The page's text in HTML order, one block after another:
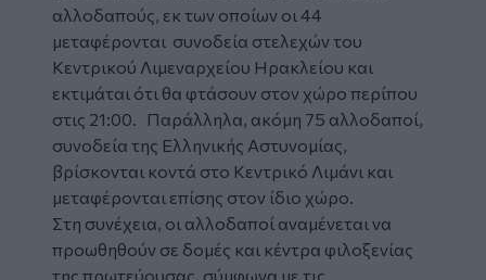
αλλοδαπούς, εκ των οποίων οι 44
μεταφέρονται συνοδεία στελεχών του
Κεντρικού Λιμεναρχείου Ηρακλείου και
εκτιμάται ότι θα φτάσουν στον χώρο περίπου
στις 21:00. Παράλληλα, ακόμη 75 αλλοδαποί,
συνοδεία της Ελληνικής Αστυνομίας,
βρίσκονται κοντά στο Κεντρικό Λιμάνι και
μεταφέρονται επίσης στον ίδιο χώρο.
Στη συνέχεια, οι αλλοδαποί αναμένεται να
προωθηθούν σε δομές και κέντρα φιλοξενίας
της πρωτεύουσας, σύμφωνα με τις